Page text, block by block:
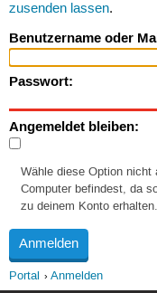
zusenden lassen.
Benutzername oder
Passwort:
Angemeldet bleiben:
Wähle diese Option
Computer befindest, da
zu deinem Konto erhalten.
Portal Anmelden